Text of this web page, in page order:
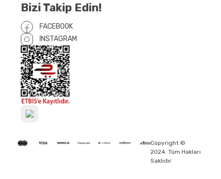
Bizi Takip Edin!
FACEBOOK
INSTAGRAM
Copyright ©
2024. Tüm Hakları
Saklıdır.